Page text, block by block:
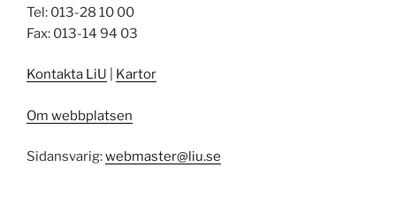
Tel: 013-28 10 00
Fax: 013-14 94 03
Kontakta LiU Kartor
Om webbplatsen
Sidansvarig:webmaster@liu.se